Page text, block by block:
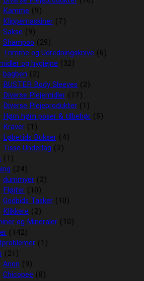
Kamme (9)
Klippemaskiner (7)
Sakse (9)
Shampoo (29)
Trimme og Udredningsknive (6)
og hygiejne (32)
bagben (2)
BUSTER Body Sleeves (2)
Diverse Plejemidler (17)
Diverse Plejeprodukter (1)
Høm høm poser & tilbehør (5)
Kraver (1)
Løbetids Bukser (4)
Tisse Underlag (2)
(1)
(24)
dummyer (2)
Fløjter (10)
Godbids Tasker (10)
Klikkere (2)
og Mineraler (10)
(142)
(1)
(21)
Arion (9)
Chicopee (8)